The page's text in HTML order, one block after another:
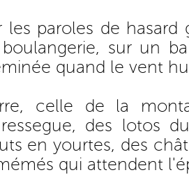
paroles de hasard
sur un
quand le vent
celle de la
des lotos
en yourtes, des
qui attendent